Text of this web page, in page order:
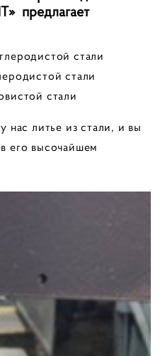
предлагает
стали
стали
стали
нас литье из стали, и вы
его высочайшем